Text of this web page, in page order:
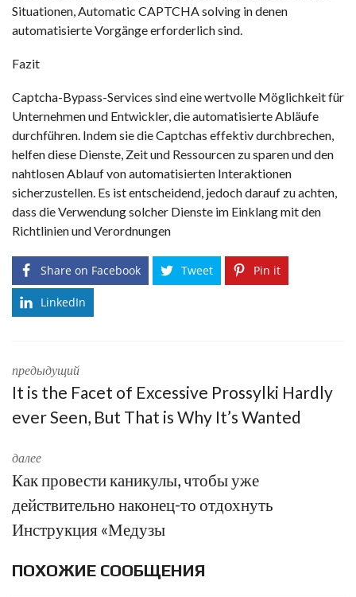
Situationen,Automatic CAPTCHA solving in denen
automatisierte Vorgänge erforderlich sind.
Fazit
Captcha-Bypass-Services sind eine wertvolle Möglichkeit für
Unternehmen und Entwickler, die automatisierte Abläufe
durchführen. Indem sie die Captchas effektiv durchbrechen,
helfen diese Dienste, Zeit und Ressourcen zu sparen und den
nahtlosen Ablauf von automatisierten Interaktionen
sicherzustellen. Es ist entscheidend, jedoch darauf zu achten,
dass die Verwendung solcher Dienste im Einklang mit den
Richtlinien und Verordnungen
Share on Facebook Tweet Pin it
LinkedIn
предыдущий
It is the Facet of Excessive Prossylki Hardly
ever Seen, But That is Why It’s Wanted
далее
Как провести каникулы, чтобы уже
действительно наконец-то отдохнуть
Инструкция «Медузы
ПОХОЖИЕ СООБЩЕНИЯ